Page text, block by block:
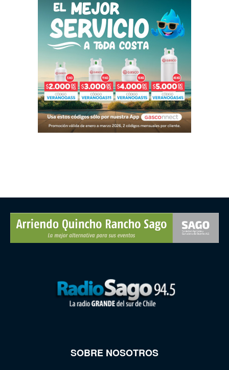
SOBRE NOSOTROS